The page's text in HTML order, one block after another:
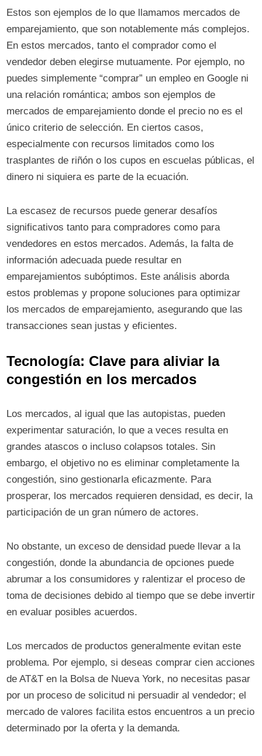
Estos son ejemplos de lo que llamamos mercados de
emparejamiento, que son notablemente más complejos.
En estos mercados, tanto el comprador como el
vendedor deben elegirse mutuamente. Por ejemplo, no
puedes simplemente “comprar” un empleo en Google ni
una relación romántica; ambos son ejemplos de
mercados de emparejamiento donde el precio no es el
único criterio de selección. En ciertos casos,
especialmente con recursos limitados como los
trasplantes de riñón o los cupos en escuelas públicas, el
dinero ni siquiera es parte de la ecuación.
La escasez de recursos puede generar desafíos
significativos tanto para compradores como para
vendedores en estos mercados. Además, la falta de
información adecuada puede resultar en
emparejamientos subóptimos. Este análisis aborda
estos problemas y propone soluciones para optimizar
los mercados de emparejamiento, asegurando que las
transacciones sean justas y eficientes.
Tecnología: Clave para aliviar la
congestión en los mercados
Los mercados, al igual que las autopistas, pueden
experimentar saturación, lo que a veces resulta en
grandes atascos o incluso colapsos totales. Sin
embargo, el objetivo no es eliminar completamente la
congestión, sino gestionarla eficazmente. Para
prosperar, los mercados requieren densidad, es decir, la
participación de un gran número de actores.
No obstante, un exceso de densidad puede llevar a la
congestión, donde la abundancia de opciones puede
abrumar a los consumidores y ralentizar el proceso de
toma de decisiones debido al tiempo que se debe invertir
en evaluar posibles acuerdos.
Los mercados de productos generalmente evitan este
problema. Por ejemplo, si deseas comprar cien acciones
de AT&T en la Bolsa de Nueva York, no necesitas pasar
por un proceso de solicitud ni persuadir al vendedor; el
mercado de valores facilita estos encuentros a un precio
determinado por la oferta y la demanda.